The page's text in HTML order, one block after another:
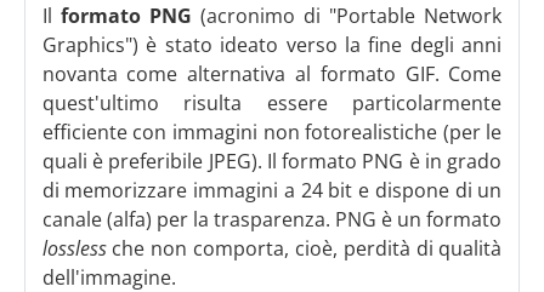
Il formato PNG (acronimo di "Portable Network
Graphics") è stato ideato verso la fine degli anni
novanta come alternativa al formato GIF. Come
quest'ultimo risulta essere particolarmente
efficiente con immagini non fotorealistiche (per le
quali è preferibile JPEG). Il formato PNG è in grado
di memorizzare immagini a 24 bit e dispone di un
canale (alfa) per la trasparenza. PNG è un formato
losslessche non comporta, cioè, perdità di qualità
dell'immagine.